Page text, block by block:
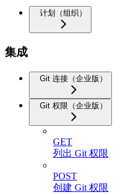
计划（组织）
集成
Git 连接（企业版）
Git 权限（企业版）
GET
列出 Git 权限
POST
创建 Git 权限